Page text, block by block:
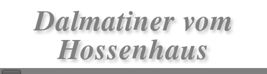
Dalmatiner vom
Hossenhaus